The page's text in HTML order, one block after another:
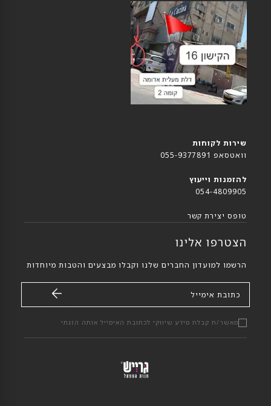
שירות לקוחות
וואטסאפ 055-9377891
להזמנות וייעוץ
054-4809905
טופס יצירת קשר
הצטרפו אלינו
הרשמו למועדון החברים שלנו וקבלו מבצעים והטבות מיוחדות
כתובת אימייל
מאשר/ת קבלת מידע שיווקי לכתובת האימייל אותה הזנתי